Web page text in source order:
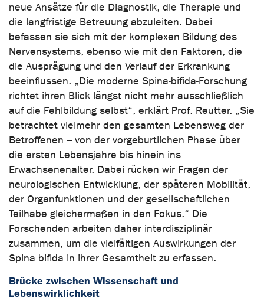
neue Ansätze für die Diagnostik, die Therapie und
die langfristige Betreuung abzuleiten. Dabei
befassen sie sich mit der komplexen Bildung des
Nervensystems, ebenso wie mit den Faktoren, die
die Ausprägung und den Verlauf der Erkrankung
beeinflussen. „Die moderne Spina-bifida-Forschung
richtet ihren Blick längst nicht mehr ausschließlich
auf die Fehlbildung selbst“, erklärt Prof. Reutter. „Sie
betrachtet vielmehr den gesamten Lebensweg der
Betroffenen – von der vorgeburtlichen Phase über
die ersten Lebensjahre bis hinein ins
Erwachsenenalter. Dabei rücken wir Fragen der
neurologischen Entwicklung, der späteren Mobilität,
der Organfunktionen und der gesellschaftlichen
Teilhabe gleichermaßen in den Fokus.“ Die
Forschenden arbeiten daher interdisziplinär
zusammen, um die vielfältigen Auswirkungen der
Spina bifida in ihrer Gesamtheit zu erfassen.
Brücke zwischen Wissenschaft und
Lebenswirklichkeit